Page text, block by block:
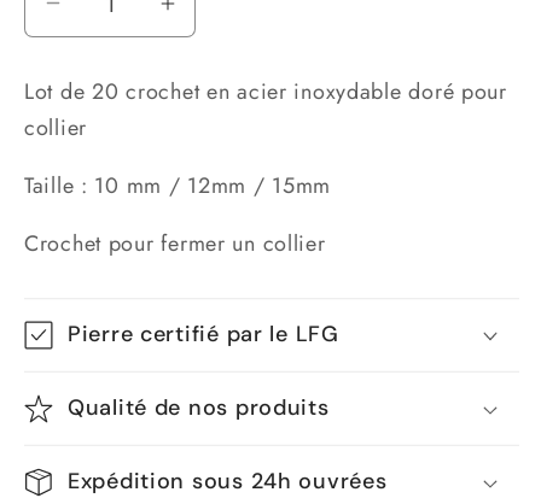
Réduire
la
quantité
de
Lot
de
20
fermoirs
doré
Augmenter
la
quantité
de
de
20
fermoirs
doré
Lot de 20 crochet en acier inoxydable doré pour
collier
Taille : 10 mm / 12mm / 15mm
Crochet pour fermer un collier
Pierre certifié par le LFG
Qualité de nos produits
Expédition sous 24h ouvrées